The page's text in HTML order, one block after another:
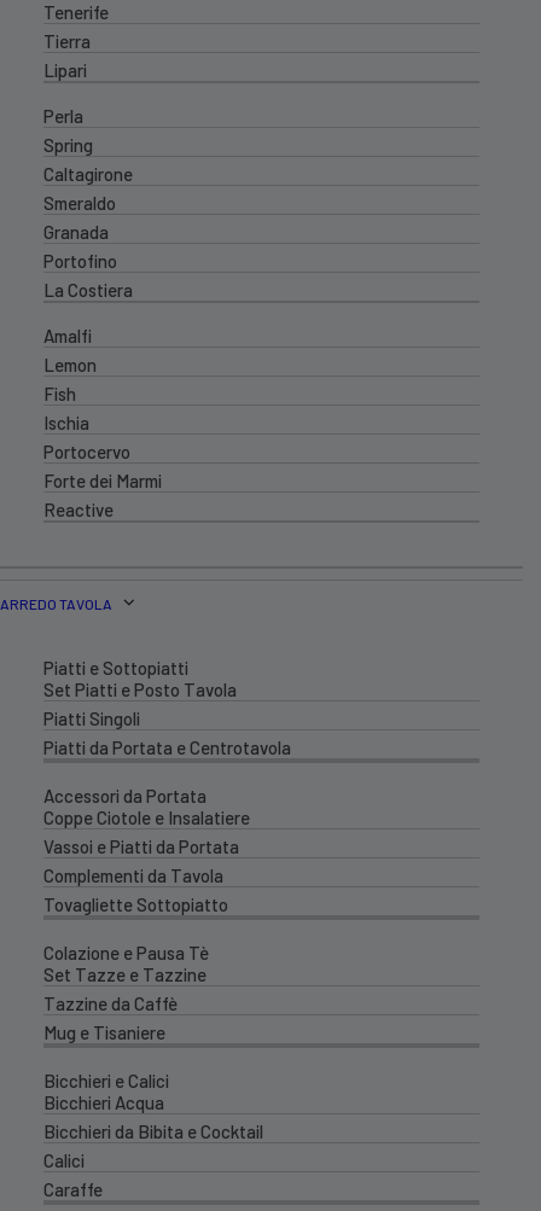
Tenerife
Tierra
Lipari
Perla
Spring
Caltagirone
Smeraldo
Granada
Portofino
La Costiera
Amalfi
Lemon
Fish
Ischia
Portocervo
Forte dei Marmi
Reactive
ARREDO TAVOLA
Piatti e Sottopiatti
Set Piatti e Posto Tavola
Piatti Singoli
Piatti da Portata e Centrotavola
Accessori da Portata
Coppe Ciotole e Insalatiere
Vassoi e Piatti da Portata
Complementi da Tavola
Tovagliette Sottopiatto
Colazione e Pausa Tè
Set Tazze e Tazzine
Tazzine da Caffè
Mug e Tisaniere
Bicchieri e Calici
Bicchieri Acqua
Bicchieri da Bibita e Cocktail
Calici
Caraffe